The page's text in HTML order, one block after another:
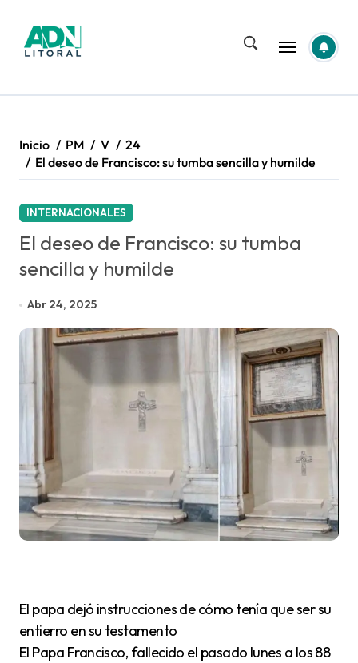
contenido
Inicio PM V
24
El deseo de Francisco: su tumba sencilla y humilde
INTERNACIONALES
El deseo de Francisco: su tumba
sencilla y humilde
Abr 24, 2025
El papa dejó instrucciones de cómo tenía que ser su
entierro en su testamento
El Papa Francisco, fallecido el pasado lunes a los 88